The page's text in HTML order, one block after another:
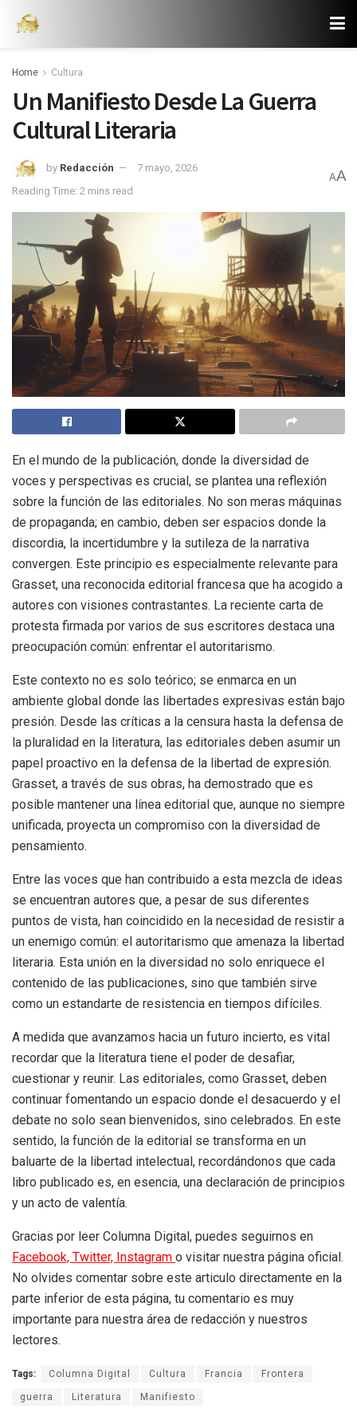
Home Cultura
Un Manifiesto Desde La Guerra
Cultural Literaria
by Redacción
7 mayo, 2026
Reading Time: 2 mins read
AA
En el mundo de la publicación, donde la diversidad de
voces y perspectivas es crucial, se plantea una reflexión
sobre la función de las editoriales. No son meras máquinas
de propaganda; en cambio, deben ser espacios donde la
discordia, la incertidumbre y la sutileza de la narrativa
convergen. Este principio es especialmente relevante para
Grasset, una reconocida editorial francesa que ha acogido a
autores con visiones contrastantes. La reciente carta de
protesta firmada por varios de sus escritores destaca una
preocupación común: enfrentar el autoritarismo.
Este contexto no es solo teórico; se enmarca en un
ambiente global donde las libertades expresivas están bajo
presión. Desde las críticas a la censura hasta la defensa de
la pluralidad en la literatura, las editoriales deben asumir un
papel proactivo en la defensa de la libertad de expresión.
Grasset, a través de sus obras, ha demostrado que es
posible mantener una línea editorial que, aunque no siempre
unificada, proyecta un compromiso con la diversidad de
pensamiento.
Entre las voces que han contribuido a esta mezcla de ideas
se encuentran autores que, a pesar de sus diferentes
puntos de vista, han coincidido en la necesidad de resistir a
un enemigo común: el autoritarismo que amenaza la libertad
literaria. Esta unión en la diversidad no solo enriquece el
contenido de las publicaciones, sino que también sirve
como un estandarte de resistencia en tiempos difíciles.
A medida que avanzamos hacia un futuro incierto, es vital
recordar que la literatura tiene el poder de desafiar,
cuestionar y reunir. Las editoriales, como Grasset, deben
continuar fomentando un espacio donde el desacuerdo y el
debate no solo sean bienvenidos, sino celebrados. En este
sentido, la función de la editorial se transforma en un
baluarte de la libertad intelectual, recordándonos que cada
libro publicado es, en esencia, una declaración de principios
y un acto de valentía.
Gracias por leer Columna Digital, puedes seguirnos en
Facebook, Twitter, Instagram o visitar nuestra página oficial.
No olvides comentar sobre este articulo directamente en la
parte inferior de esta página, tu comentario es muy
importante para nuestra área de redacción y nuestros
lectores.
Tags: Columna Digital Cultura Francia Frontera
guerra Literatura Manifiesto